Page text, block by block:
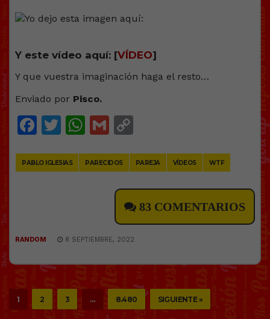
Y este vídeo aquí: [VÍDEO]
Y que vuestra imaginación haga el resto…
Enviado por Pisco.
Facebook
Twitter
WhatsApp
Gmail
PABLO IGLESIAS PARECIDOS PAREJA VÍDEOS WTF
83 COMENTARIOS
RANDOM 8 SEPTIEMBRE, 2022
1 2 3 … 8.480 SIGUIENTE »